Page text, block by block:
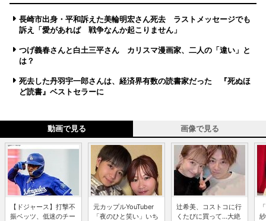
長崎市出身・平和訴えた美輪明宏さん死去 ラストメッセージでも
訴え「愛があれば 戦争なんか起こりません」
つげ義春さんと白土三平さん カリスマ漫画家、二人の「違い」と
は？
死去した丹羽宇一郎さんは、経済界有数の読書家だった 『死ぬほ
ど読書』ベストセラーに
動画で見る 画像で見る
【ドジャース】打撃不
振ベッツ、低迷のチー
元カップルYouTuber
「夜のひと笑い」いち
辻希美、コストコに行
くたびに買って...大絶